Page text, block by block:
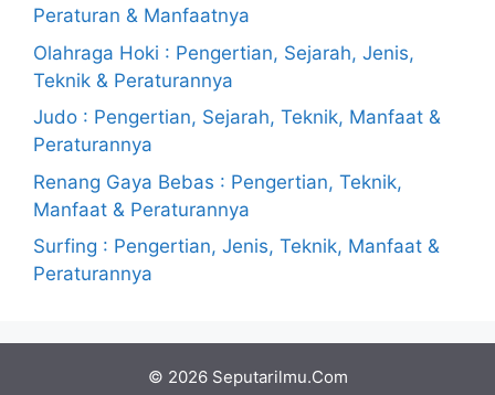
Peraturan & Manfaatnya
Olahraga Hoki : Pengertian, Sejarah, Jenis,
Teknik & Peraturannya
Judo : Pengertian, Sejarah, Teknik, Manfaat &
Peraturannya
Renang Gaya Bebas : Pengertian, Teknik,
Manfaat & Peraturannya
Surfing : Pengertian, Jenis, Teknik, Manfaat &
Peraturannya
© 2026 Seputarilmu.Com